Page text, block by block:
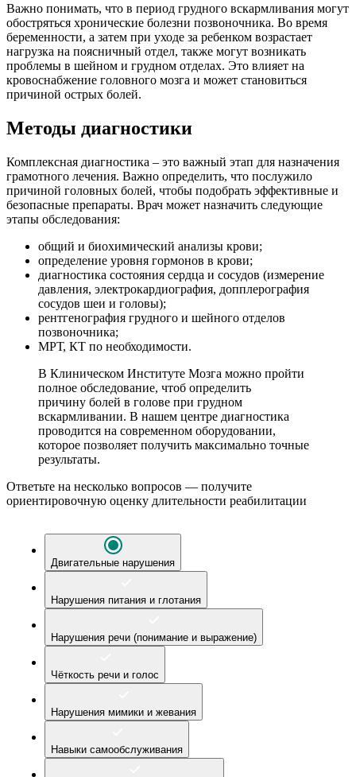
Важно понимать, что в период грудного вскармливания могут
обостряться хронические болезни позвоночника. Во время
беременности, а затем при уходе за ребенком возрастает
нагрузка на поясничный отдел, также могут возникать
проблемы в шейном и грудном отделах. Это влияет на
кровоснабжение головного мозга и может становиться
причиной острых болей.
Методы диагностики
Комплексная диагностика – это важный этап для назначения
грамотного лечения. Важно определить, что послужило
причиной головных болей, чтобы подобрать эффективные и
безопасные препараты. Врач может назначить следующие
этапы обследования:
общий и биохимический анализы крови;
определение уровня гормонов в крови;
диагностика состояния сердца и сосудов (измерение
давления, электрокардиография, допплерография
сосудов шеи и головы);
рентгенография грудного и шейного отделов
позвоночника;
МРТ, КТ по необходимости.
В Клиническом Институте Мозга можно пройти
полное обследование, чтоб определить
причину болей в голове при грудном
вскармливании. В нашем центре диагностика
проводится на современном оборудовании,
которое позволяет получить максимально точные
результаты.
Ответьте на несколько вопросов — получите
ориентировочную оценку длительности реабилитации